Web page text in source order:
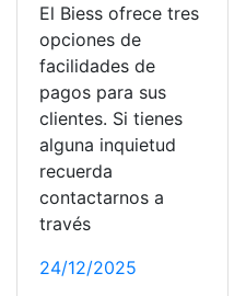
El Biess ofrece tres
opciones de
facilidades de
pagos para sus
clientes. Si tienes
alguna inquietud
recuerda
contactarnos a
través
24/12/2025